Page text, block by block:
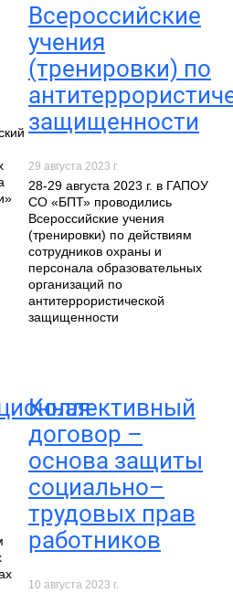
Всероссийские
учения
(тренировки) по
защищенности
29 августа 2023 г.
28-29 августа 2023 г. в ГАПОУ
СО «БПТ» проводились
Всероссийские учения
(тренировки) по действиям
сотрудников охраны и
персонала образовательных
организаций по
антитеррористической
защищенности
Коллективный
договор –
основа защиты
социально–
трудовых прав
работников
10 августа 2023 г.